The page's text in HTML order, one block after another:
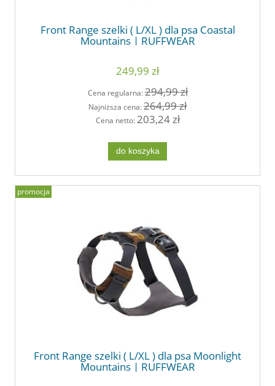
Front Range szelki ( L/XL ) dla psa Coastal
Mountains | RUFFWEAR
249,99 zł
Cena regularna:294,99 zł
Najniższa cena:264,99 zł
Cena netto:203,24 zł
do koszyka
Front Range szelki ( L/XL ) dla psa Moonlight
Mountains | RUFFWEAR
promocja